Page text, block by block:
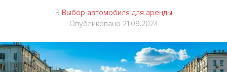
В Выбор автомобиля для аренды
Опубликовано 21.09.2024